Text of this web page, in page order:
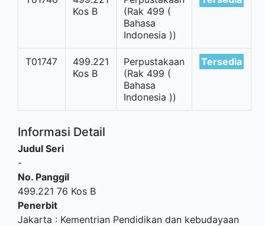
Kos B
(Rak 499 (
Bahasa
Indonesia ))
T01747
499.221
Kos B
Perpustakaan
(Rak 499 (
Bahasa
Indonesia ))
Tersedia
Informasi Detail
Judul Seri
-
No. Panggil
499.221 76 Kos B
Penerbit
Jakarta : Kementrian Pendidikan dan kebudayaan